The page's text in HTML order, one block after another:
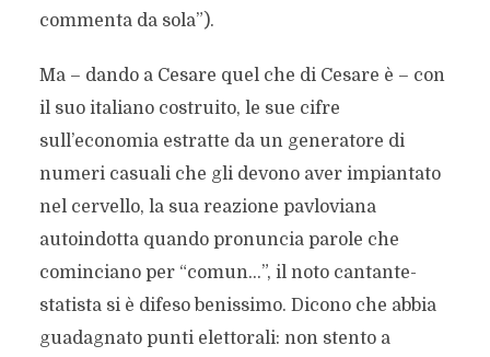
commenta da sola”).
Ma – dando a Cesare quel che di Cesare è – con
il suo italiano costruito, le sue cifre
sull’economia estratte da un generatore di
numeri casuali che gli devono aver impiantato
nel cervello, la sua reazione pavloviana
autoindotta quando pronuncia parole che
cominciano per “comun…”, il noto cantante-
statista si è difeso benissimo. Dicono che abbia
guadagnato punti elettorali: non stento a